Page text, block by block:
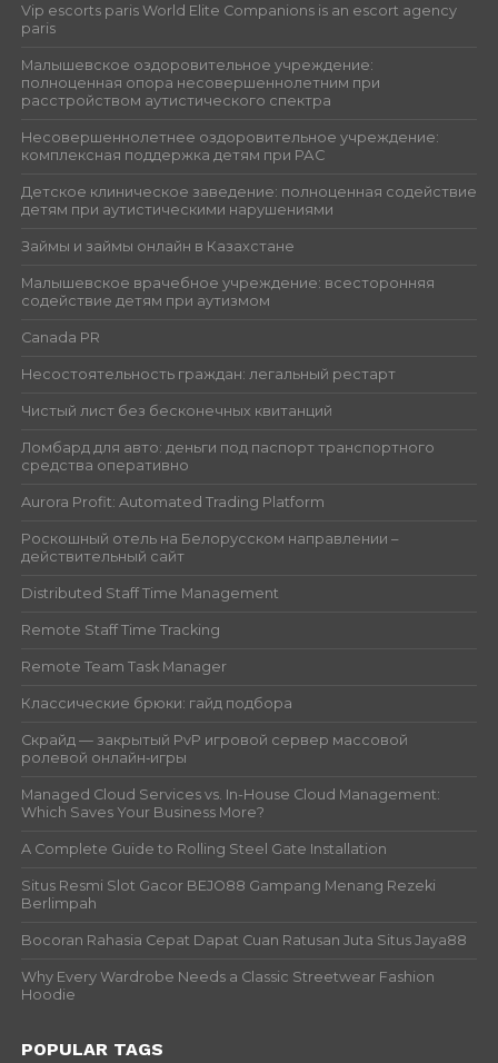
Vip escorts paris World Elite Companions is an escort agency
paris
Малышевское оздоровительное учреждение:
полноценная опора несовершеннолетним при
расстройством аутистического спектра
Несовершеннолетнее оздоровительное учреждение:
комплексная поддержка детям при РАС
Детское клиническое заведение: полноценная содействие
детям при аутистическими нарушениями
Займы и займы онлайн в Казахстане
Малышевское врачебное учреждение: всесторонняя
содействие детям при аутизмом
Canada PR
Несостоятельность граждан: легальный рестарт
Чистый лист без бесконечных квитанций
Ломбард для авто: деньги под паспорт транспортного
средства оперативно
Aurora Profit: Automated Trading Platform
Роскошный отель на Белорусском направлении –
действительный сайт
Distributed Staff Time Management
Remote Staff Time Tracking
Remote Team Task Manager
Классические брюки: гайд подбора
Скрайд — закрытый PvP игровой сервер массовой
ролевой онлайн‑игры
Managed Cloud Services vs. In-House Cloud Management:
Which Saves Your Business More?
A Complete Guide to Rolling Steel Gate Installation
Situs Resmi Slot Gacor BEJO88 Gampang Menang Rezeki
Berlimpah
Bocoran Rahasia Cepat Dapat Cuan Ratusan Juta Situs Jaya88
Why Every Wardrobe Needs a Classic Streetwear Fashion
Hoodie
POPULAR TAGS